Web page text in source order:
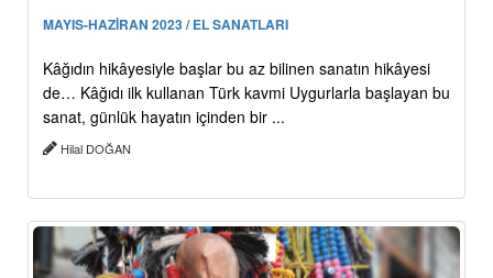
MAYIS-HAZİRAN 2023 / EL SANATLARI
Kâğıdın hikâyesiyle başlar bu az bilinen sanatın hikâyesi
de… Kâğıdı ilk kullanan Türk kavmi Uygurlarla başlayan bu
sanat, günlük hayatın içinden bir ...
Hilal DOĞAN